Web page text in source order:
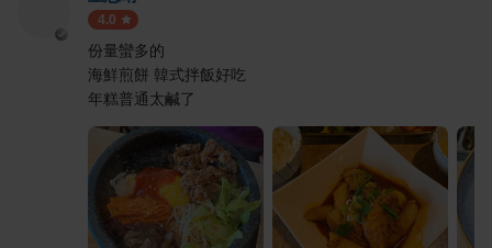
4.0
份量蠻多的
海鮮煎餅 韓式拌飯好吃
年糕普通太鹹了